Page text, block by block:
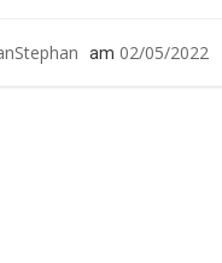
am 02/05/2022